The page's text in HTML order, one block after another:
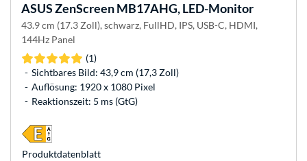
ASUSZenScreen MB17AHG, LED-Monitor
43.9 cm (17.3 Zoll), schwarz, FullHD, IPS, USB-C, HDMI,
144Hz Panel
(1)
Sichtbares Bild: 43,9 cm (17,3 Zoll)
Auflösung: 1920 x 1080 Pixel
Reaktionszeit: 5 ms (GtG)
Produkt­datenblatt